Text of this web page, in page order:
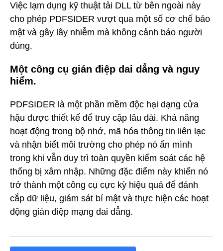
Việc lạm dụng kỹ thuật tải DLL từ bên ngoài này
cho phép PDFSIDER vượt qua một số cơ chế bảo
mật và gây lây nhiễm mà không cảnh báo người
dùng.
Một công cụ gián điệp dai dẳng và nguy
hiểm.
PDFSIDER là một phần mềm độc hại dạng cửa
hậu được thiết kế để truy cập lâu dài. Khả năng
hoạt động trong bộ nhớ, mã hóa thông tin liên lạc
và nhận biết môi trường cho phép nó ẩn mình
trong khi vẫn duy trì toàn quyền kiểm soát các hệ
thống bị xâm nhập. Những đặc điểm này khiến nó
trở thành một công cụ cực kỳ hiệu quả để đánh
cắp dữ liệu, giám sát bí mật và thực hiện các hoạt
động gián điệp mạng dai dẳng.